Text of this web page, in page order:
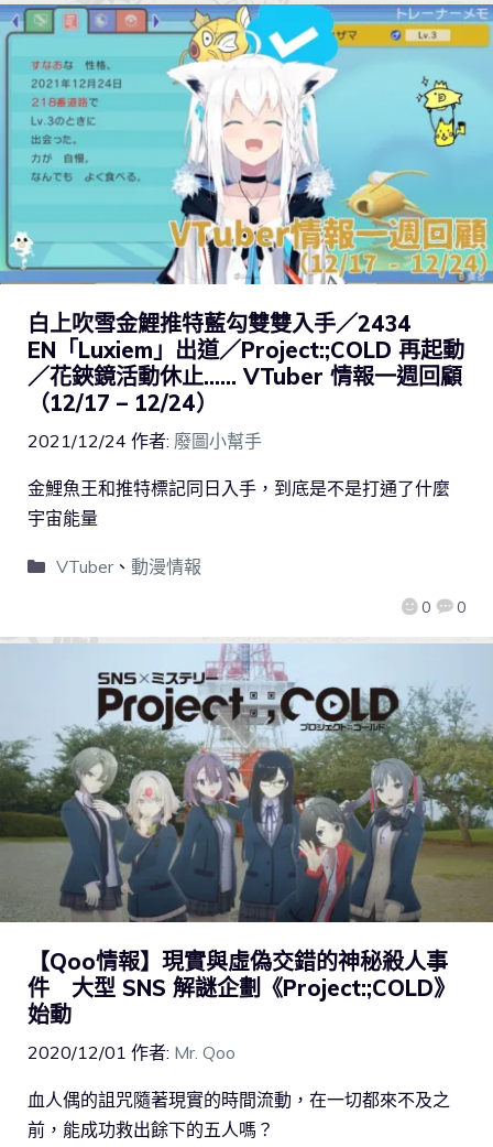
白上吹雪金鯉推特藍勾雙雙入手／2434
EN「Luxiem」出道／Project:;COLD 再起動
／花鋏鏡活動休止…… VTuber 情報一週回顧
（12/17 – 12/24）
2021/12/24 作者: 廢圖小幫手
0 0
金鯉魚王和推特標記同日入手，到底是不是打通了什麼
宇宙能量
VTuber、 動漫情報
【Qoo情報】現實與虛偽交錯的神秘殺人事
件 大型 SNS 解謎企劃《Project:;COLD》
始動
2020/12/01 作者: Mr. Qoo
血人偶的詛咒隨著現實的時間流動，在一切都來不及之
前，能成功救出餘下的五人嗎？